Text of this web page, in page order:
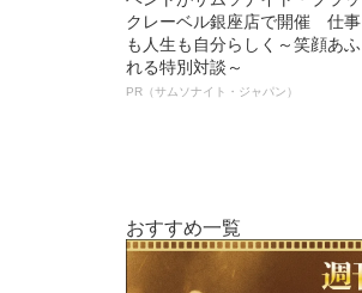
クレーベル銀座店で開催 仕事
も人生も自分らしく～笑顔あふ
れる特別対談～
PR（サムソナイト・ジャパン）
おすすめ一覧